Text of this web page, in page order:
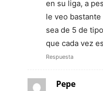
en su liga, a
le veo
sea de 5 de
que cada vez
Respuesta
Pepe